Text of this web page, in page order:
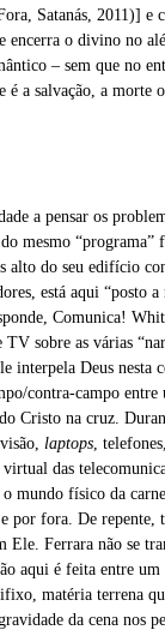
Satanás, 2011)] e
encerra o divino no
– sem que no
é a salvação, a morte
a pensar os
mesmo “programa”
alto do seu edifício
está aqui “posto a
Comunica!
sobre as várias
interpela Deus nesta
contra-campo entre
Cristo na cruz.
laptops ,
das
mundo físico da
por fora. De repente,
Ferrara não se
aqui é feita entre
matéria terrena
da cena nos